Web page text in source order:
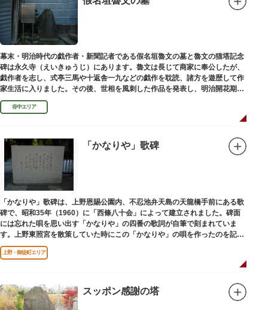
幕末・明治時代の戯作者・新聞記者である假名垣魯文の墓と魯文の猫塔記念
碑は永久寺（えいきゅうじ）にあります。魯文は長じて商家に奉公したが、
戯作者を志し、式亭三馬や十返舎一九などの戯作を耽読、諸方を遊歴して作
家生活に入りました。その後、世相を風刺した作品を発表し、明治開花期の
花形作家となりました。墓石には、聖観音を線刻した板碑がはめ込まれてい
ます。谷中エリア
「かなりや」歌碑
「かなりや」歌碑は、上野恩賜公園内、不忍池弁天島の天龍橋手前にある歌
碑で、昭和35年（1960）に「西條八十会」によって建立されました。碑面
には忘れた唄を思い出す「かなりや」の四番の歌詞が自筆で刻まれていま
す。上野東照宮を散策していた時にこの「かなりや」の唄を作ったのを記念
してこの地に建てられました。
上野・御徒町エリア
スッポン感謝の塔